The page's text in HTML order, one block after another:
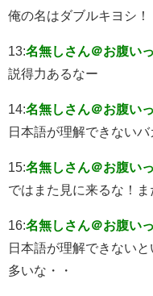
俺の名はダブルキヨシ！
13:名無しさん＠お腹い
説得力あるなー
14:名無しさん＠お腹い
日本語が理解できない
15:名無しさん＠お腹い
ではまた見に来るな！
16:名無しさん＠お腹い
日本語が理解できない
多いな・・